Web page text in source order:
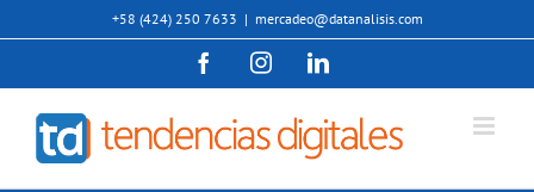
al
+58 (424) 250 7633 | mercadeo@datanalisis.com
FacebookInstagramLinkedIn